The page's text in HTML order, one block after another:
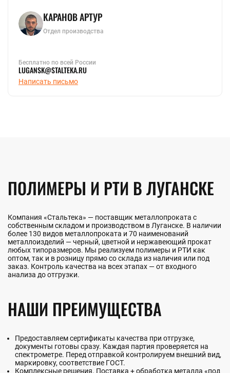
КАРАНОВ АРТУР
Отдел производства
Бесплатно по всей России
LUGANSK@STALTEKA.RU
Написать письмо
ПОЛИМЕРЫ И РТИ В ЛУГАНСКЕ
Компания «Стальтека» — поставщик металлопроката с
собственным складом и производством в Луганске. В наличии
более 130 видов металлопроката и 70 наименований
металлоизделий — черный, цветной и нержавеющий прокат
любых типоразмеров. Мы реализуем полимеры и РТИ как
оптом, так и в розницу прямо со склада из наличия или под
заказ. Контроль качества на всех этапах — от входного
анализа до отгрузки.
НАШИ ПРЕИМУЩЕСТВА
Предоставляем сертификаты качества при отгрузке,
документы готовы сразу. Каждая партия проверяется на
спектрометре. Перед отправкой контролируем внешний вид,
маркировку, соответствие ГОСТ.
Комплексные решения. Поставка + обработка металла «под